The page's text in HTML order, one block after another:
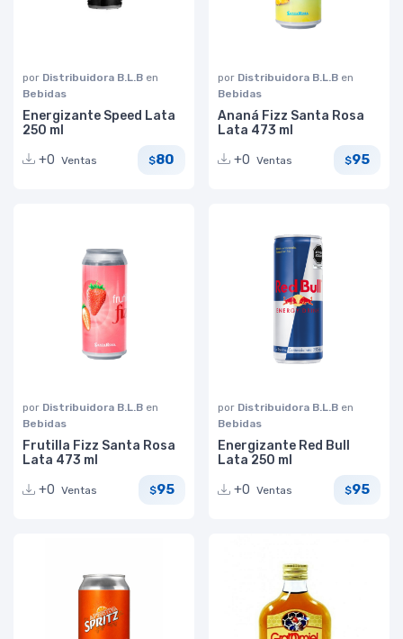
por Distribuidora B.L.B en
Bebidas
Energizante Speed Lata
250 ml
+0 Ventas $80
por Distribuidora B.L.B en
Bebidas
Ananá Fizz Santa Rosa
Lata 473 ml
+0 Ventas $95
por Distribuidora B.L.B en
Bebidas
Frutilla Fizz Santa Rosa
Lata 473 ml
+0 Ventas $95
por Distribuidora B.L.B en
Bebidas
Energizante Red Bull
Lata 250 ml
+0 Ventas $95